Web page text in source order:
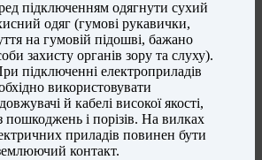
підключенням одягнути сухий
одяг (гумові рукавички,
на гумовій підошві, бажано
захисту органів зору та слуху).
підключенні електроприладів
використовувати
й кабелі високої якості,
пошкоджень і порізів. На вилках
приладів повинен бути
контакт.